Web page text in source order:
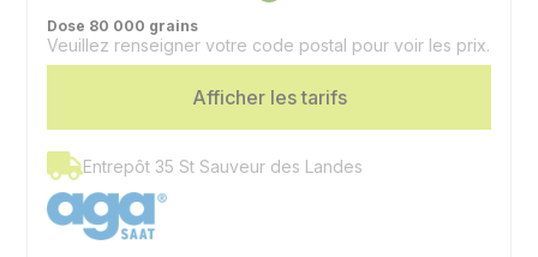
Semis - Récolte
grain (32% H2O)
1850 °C
Hybride simple - Denté
Utilisation
Dose 80 000 grains
Veuillez renseigner votre code postal pour voir les prix.
Afficher les tarifs
Entrepôt 35 St Sauveur des Landes